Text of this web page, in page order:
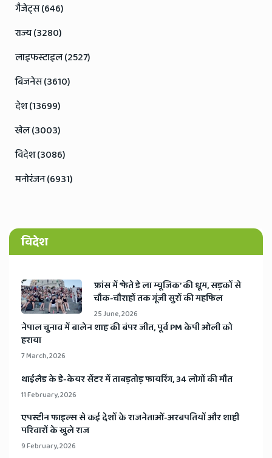
गैजेट्स (646)
राज्य (3280)
लाइफस्टाइल (2527)
बिजनेस (3610)
देश (13699)
खेल (3003)
विदेश (3086)
मनोरंजन (6931)
विदेश
​फ्रांस में ‘फेते डे ला म्यूजिक’ की धूम, सड़कों से
चौक-चौराहों तक गूंजी सुरों की महफिल
25 June, 2026
​नेपाल चुनाव में बालेन शाह की बंपर जीत, पूर्व PM केपी ओली को
हराया
7 March, 2026
​थाईलैड के डे-केयर सेंटर में ताबड़तोड़ फायरिंग, 34 लोगों की मौत
11 February, 2026
​एपस्टीन फाइल्स से कई देशों के राजनेताओं-अरबपतियों और शाही
परिवारों के खुले राज
9 February, 2026